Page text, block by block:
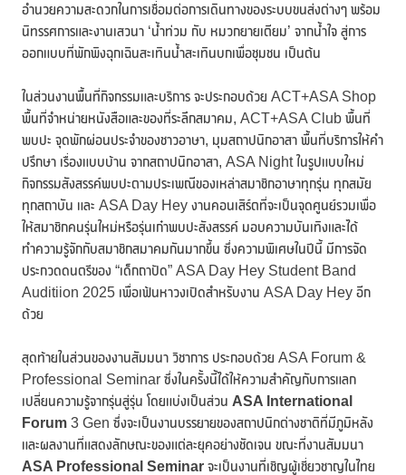
อำนวยความสะดวกในการเชื่อมต่อการเดินทางของระบบขนส่งต่างๆ พร้อม
นิทรรศการและงานเสวนา ‘น้ำท่วม กับ หมวกยายเตียม’ จากน้ำใจ สู่การ
ออกแบบที่พักพิงฉุกเฉินสะเทินน้ำสะเทินบกเพื่อชุมชน เป็นต้น
ในส่วนงานพื้นที่กิจกรรมและบริการ จะประกอบด้วย ACT+ASA Shop
พื้นที่จำหน่ายหนังสือและของที่ระลึกสมาคม, ACT+ASA Club พื้นที่
พบปะ จุดพักผ่อนประจำของชาวอาษา, มุมสถาปนิกอาสา พื้นที่บริการให้คำ
ปรึกษา เรื่องแบบบ้าน จากสถาปนิกอาสา, ASA Night ในรูปแบบใหม่
กิจกรรมสังสรรค์พบปะตามประเพณีของเหล่าสมาชิกอาษาทุกรุ่น ทุกสมัย
ทุกสถาบัน และ ASA Day Hey งานคอนเสิร์ตที่จะเป็นจุดศูนย์รวมเพื่อ
ให้สมาชิกคนรุ่นใหม่หรือรุ่นเก๋าพบปะสังสรรค์ มอบความบันเทิงและได้
ทำความรู้จักกับสมาชิกสมาคมกันมากขึ้น ซึ่งความพิเศษในปีนี้ มีการจัด
ประกวดดนตรีของ “เด็กถาปัด” ASA Day Hey Student Band
Auditiion 2025 เพื่อเฟ้นหาวงเปิดสำหรับงาน ASA Day Hey อีก
ด้วย
สุดท้ายในส่วนของงานสัมมนา วิชาการ ประกอบด้วย ASA Forum &
Professional Seminar ซึ่งในครั้งนี้ได้ให้ความสำคัญกับการแลก
เปลี่ยนความรู้จากรุ่นสู่รุ่น โดยแบ่งเป็นส่วน ASA International
Forum 3 Gen ซึ่งจะเป็นงานบรรยายของสถาปนิกต่างชาติที่มีภูมิหลัง
และผลงานที่แสดงลักษณะของแต่ละยุคอย่างชัดเจน ขณะที่งานสัมมนา
ASA Professional Seminar จะเป็นงานที่เชิญผู้เชี่ยวชาญในไทย